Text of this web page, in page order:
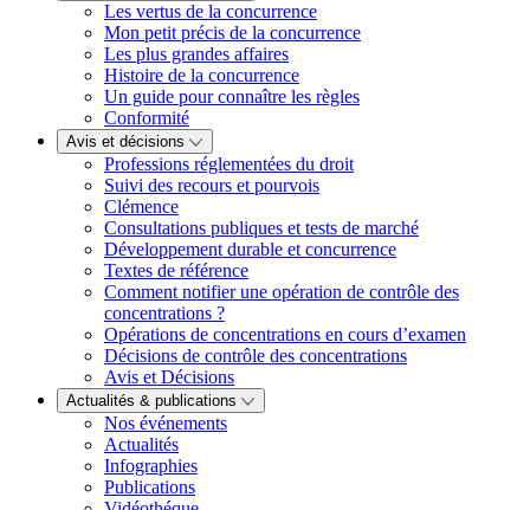
Les vertus de la concurrence
Mon petit précis de la concurrence
Les plus grandes affaires
Histoire de la concurrence
Un guide pour connaître les règles
Conformité
Avis et décisions
Professions réglementées du droit
Suivi des recours et pourvois
Clémence
Consultations publiques et tests de marché
Développement durable et concurrence
Textes de référence
Comment notifier une opération de contrôle des
concentrations ?
Opérations de concentrations en cours d’examen
Décisions de contrôle des concentrations
Avis et Décisions
Actualités & publications
Nos événements
Actualités
Infographies
Publications